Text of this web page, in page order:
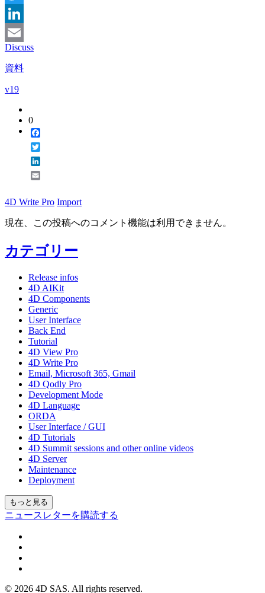
Twitter
LinkedIn
Email
Discuss
資料
v19
0
4D Write Pro Import
現在、この投稿へのコメント機能は利用できません。
カテゴリー
Release infos
4D AIKit
4D Components
Generic
User Interface
Back End
Tutorial
4D View Pro
4D Write Pro
Email, Microsoft 365, Gmail
4D Qodly Pro
Development Mode
4D Language
ORDA
User Interface / GUI
4D Tutorials
4D Summit sessions and other online videos
4D Server
Maintenance
Deployment
もっと見る
ニュースレターを購読する
© 2026 4D SAS. All rights reserved.